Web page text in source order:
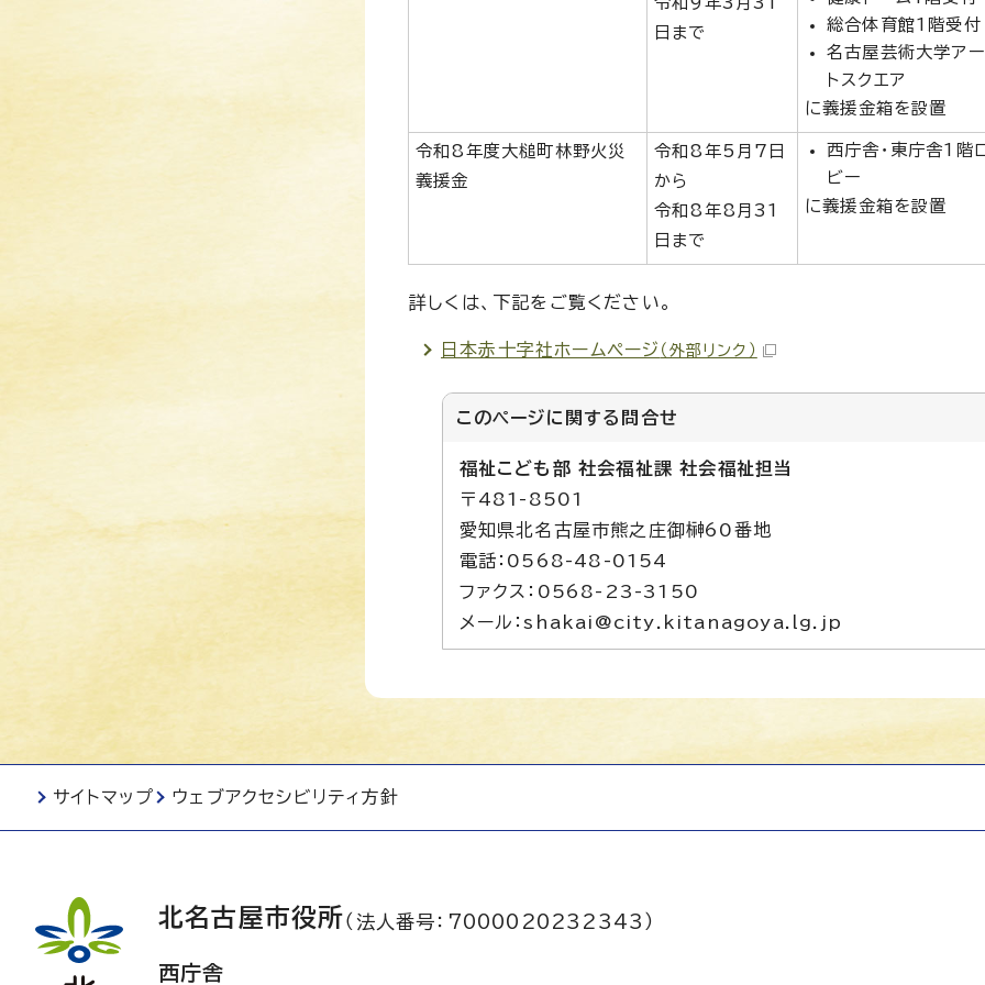
日まで
総合体育館1階受付
名古屋芸術大学アー
トスクエア
に義援金箱を設置
令和8年度大槌町林野火災
義援金
令和8年5月7日
から
令和8年8月31
日まで
西庁舎・東庁舎1階
ビー
に義援金箱を設置
詳しくは、下記をご覧ください。
日本赤十字社ホームページ （外部リンク）
このページに関する 問合せ
福祉こども部 社会福祉課 社会福祉担当
〒481-8501
愛知県北名古屋市熊之庄御榊60番地
電話：0568-48-0154
ファクス：0568-23-3150
メール：shakai@city.kitanagoya.lg.jp
サイトマップ ウェブアクセシビリティ方針
北名古屋市役所（法人番号：7000020232343）
西庁舎